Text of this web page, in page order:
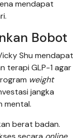
mendapat
Bobot
Shu mendapat
terapi GLP-1 agar
weight
jangka
mental.
berat badan.